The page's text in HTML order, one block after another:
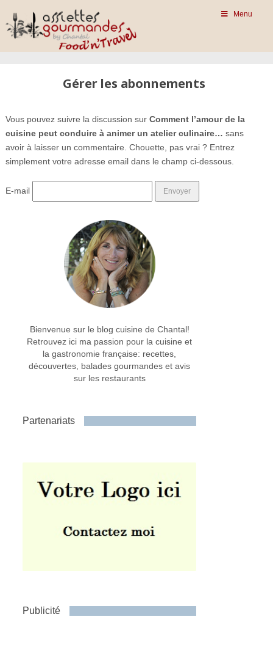
Menu
Gérer les abonnements
Vous pouvez suivre la discussion sur Comment l’amour de la
cuisine peut conduire à animer un atelier culinaire… sans
avoir à laisser un commentaire. Chouette, pas vrai ? Entrez
simplement votre adresse email dans le champ ci-dessous.
E-mail
Bienvenue sur le blog cuisine de Chantal!
Retrouvez ici ma passion pour la cuisine et
la gastronomie française: recettes,
découvertes, balades gourmandes et avis
sur les restaurants
Partenariats
Publicité